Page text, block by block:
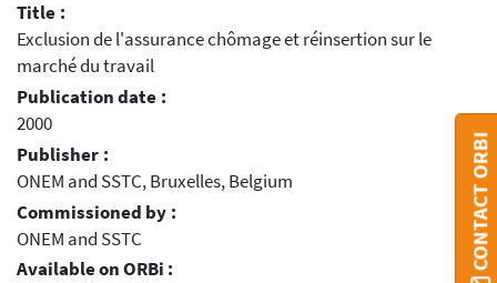
Title :
Exclusion de l'assurance chômage et réinsertion sur le
marché du travail
Publication date :
2000
Publisher :
ONEM and SSTC, Bruxelles, Belgium
Commissioned by :
ONEM and SSTC
Available on ORBi :
CONTACT ORBI